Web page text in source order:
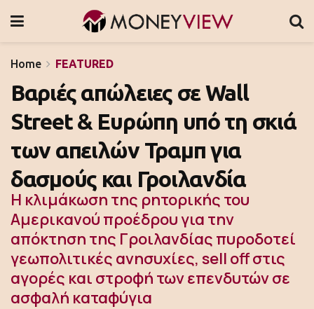
Home FEATURED
Βαριές απώλειες σε Wall
Street & Ευρώπη υπό τη σκιά
των απειλών Τραμπ για
δασμούς και Γροιλανδία
Η κλιμάκωση της ρητορικής του
Αμερικανού προέδρου για την
απόκτηση της Γροιλανδίας πυροδοτεί
γεωπολιτικές ανησυχίες, sell off στις
αγορές και στροφή των επενδυτών σε
ασφαλή καταφύγια